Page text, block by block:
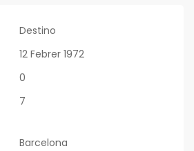
Destino
12 Febrer 1972
0
7
Barcelona